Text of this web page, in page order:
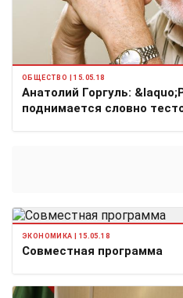
ОБЩЕСТВО | 15.05.18
Анатолий Горгуль:
поднимается словно
ЭКОНОМИКА | 15.05.18
Совместная программа